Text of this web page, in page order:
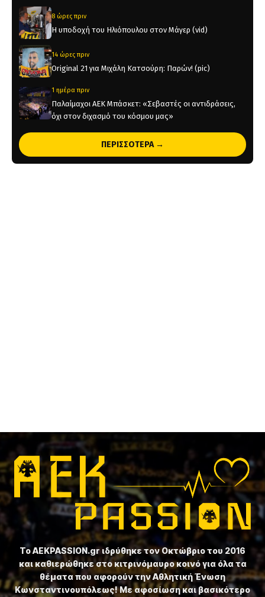
8 ώρες πριν
Η υποδοχή του Ηλιόπουλου στον Μάγερ (vid)
14 ώρες πριν
Original 21 για Μιχάλη Κατσούρη: Παρών! (pic)
1 ημέρα πριν
Παλαίμαχοι ΑΕΚ Μπάσκετ: «Σεβαστές οι αντιδράσεις,
όχι στον διχασμό του κόσμου μας»
Χάντμπολ Γυναικών: Παίκτρια της ΑΕΚ η Νικολίνα
ΠΕΡΙΣΣΟΤΕΡΑ →
Το ⁦AEKPASSION.gr⁩ ιδρύθηκε τον Οκτώβριο του 2016
και καθιερώθηκε στο κιτρινόμαυρο κοινό για όλα τα
θέματα που αφορούν την Αθλητική Ένωση
Κωνσταντινουπόλεως! Με αφοσίωση και βασικότερο